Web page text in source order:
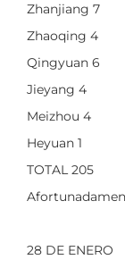
Zhanjiang 7
Zhaoqing 4
Qingyuan 6
Jieyang 4
Meizhou 4
Heyuan 1
TOTAL 205
28 DE ENERO